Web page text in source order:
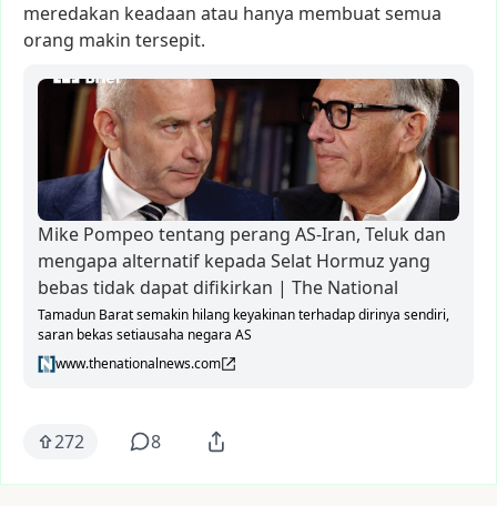
meredakan keadaan atau hanya membuatsemua
orang makin tersepit.
Mike Pompeo tentang perang AS-Iran, Teluk dan
mengapa alternatif kepada Selat Hormuz yang
bebas tidak dapat difikirkan | The National
Tamadun Barat semakin hilang keyakinan terhadap dirinya sendiri,
saran bekas setiausaha negara AS
www.thenationalnews.com
272 8